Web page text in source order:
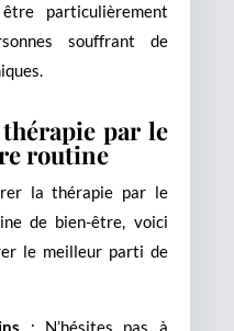
particulièrement
souffrant de
par le
routine
la thérapie par le
de bien-être, voici
le meilleur parti de
: N’hésites pas à